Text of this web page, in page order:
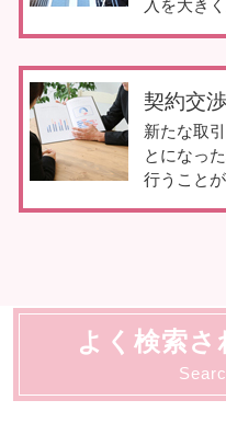
入を大き
契約交
新たな取
とになっ
行うこと
よく検索さ